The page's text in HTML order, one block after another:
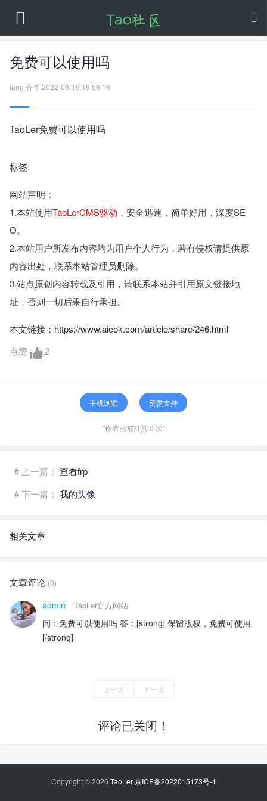
免费可以使用吗
lang 分享2022-06-19 19:58:16
TaoLer免费可以使用吗
标签
网站声明：
1.本站使用TaoLerCMS驱动 ，安全迅速，简单好用，深度SE
O。
2.本站用户所发布内容均为用户个人行为，若有侵权请提供原
内容出处，联系本站管理员删除。
3.站点原创内容转载及引用，请联系本站并引用原文链接地
址，否则一切后果自行承担。
本文链接： https://www.aieok.com/article/share/246.html
点赞
2
手机浏览 赞赏支持
"作者已被打赏 0 次"
# 上一篇： 查看frp
# 下一篇： 我的头像
相关文章
文章评论 (0)
admin TaoLer官方网站
问：免费可以使用吗 答：[strong] 保留版权，免费可使用
[/strong]
上一页 下一页
评论已关闭！
Copyright © 2026 TaoLer 京ICP备2022015173号-1